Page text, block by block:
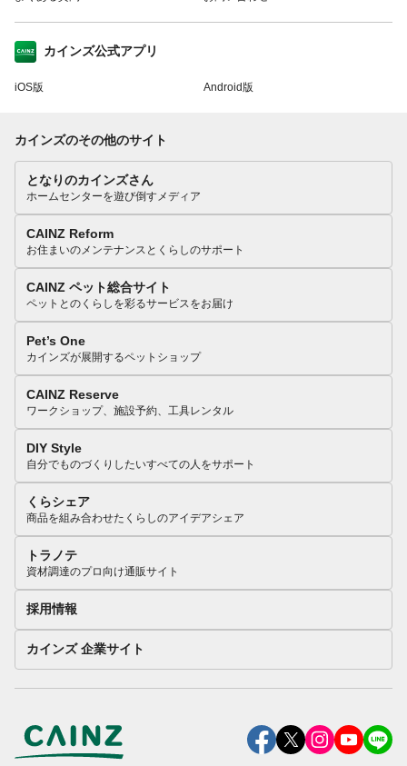
カインズ公式アプリ
iOS版 Android版
カインズのその他のサイト
となりのカインズさん
ホームセンターを遊び倒すメディア
CAINZ Reform
お住まいのメンテナンスとくらしのサポート
CAINZ ペット総合サイト
ペットとのくらしを彩るサービスをお届け
Pet’s One
カインズが展開するペットショップ
CAINZ Reserve
ワークショップ、施設予約、工具レンタル
DIY Style
自分でものづくりしたいすべての人をサポート
くらシェア
商品を組み合わせたくらしのアイデアシェア
トラノテ
資材調達のプロ向け通販サイト
採用情報
カインズ 企業サイト